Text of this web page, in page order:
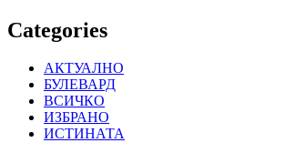
Categories
АКТУАЛНО
БУЛЕВАРД
ВСИЧКО
ИЗБРАНО
ИСТИНАТА